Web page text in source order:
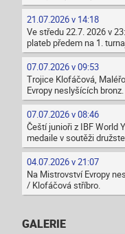
21.07.2026 v 14:18
Ve středu 22.7. 2026 v
plateb předem na 1.
07.07.2026 v 09:53
Trojice Klofáčová,
Evropy neslyšících bronz.
07.07.2026 v 08:46
Čeští junioři z IBF World
medaile v soutěži
04.07.2026 v 21:07
Na Mistrovství Evropy
/ Klofáčová stříbro.
GALERIE